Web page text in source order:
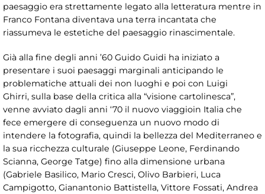
paesaggio era strettamente legato alla letteratura mentre in
Franco Fontana diventava una terra incantata che
riassumeva le estetiche del paesaggio rinascimentale.
Già alla fine degli anni ’60 Guido Guidi ha iniziato a
presentare i suoi paesaggi marginali anticipando le
problematiche attuali dei non luoghi e poi con Luigi
Ghirri, sulla base della critica alla “visione cartolinesca”,
venne avviato dagli anni ‘70 il nuovo viaggioin Italia che
fece emergere di conseguenza un nuovo modo di
intendere la fotografia, quindi la bellezza del Mediterraneo e
la sua ricchezza culturale (Giuseppe Leone, Ferdinando
Scianna, George Tatge) fino alla dimensione urbana
(Gabriele Basilico, Mario Cresci, Olivo Barbieri, Luca
Campigotto, Gianantonio Battistella, Vittore Fossati, Andrea